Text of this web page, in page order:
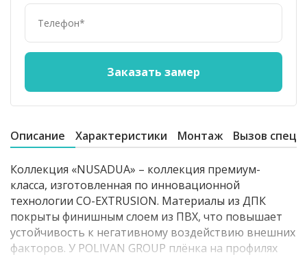
Описание Характеристики Монтаж Вызов
Коллекция «NUSADUA» – коллекция премиум-
класса, изготовленная по инновационной
технологии CO-EXTRUSION. Материалы из ДПК
покрыты финишным слоем из ПВХ, что повышает
устойчивость к негативному воздействию внешних
факторов. У POLIVAN GROUP плёнка на профилях